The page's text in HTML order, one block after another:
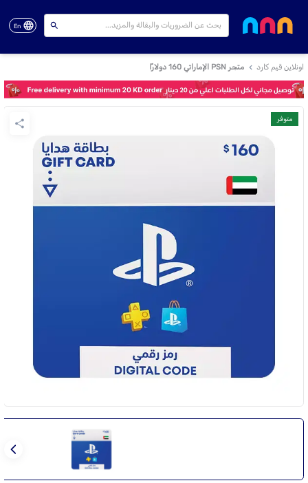
En
اونلاين قيم كارد متجر PSN الإماراتي 160 دولارًا
متوفر